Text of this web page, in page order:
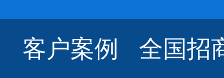
客户案例 全国招